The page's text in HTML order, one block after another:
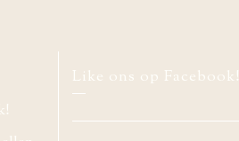
Like ons op Facebook!